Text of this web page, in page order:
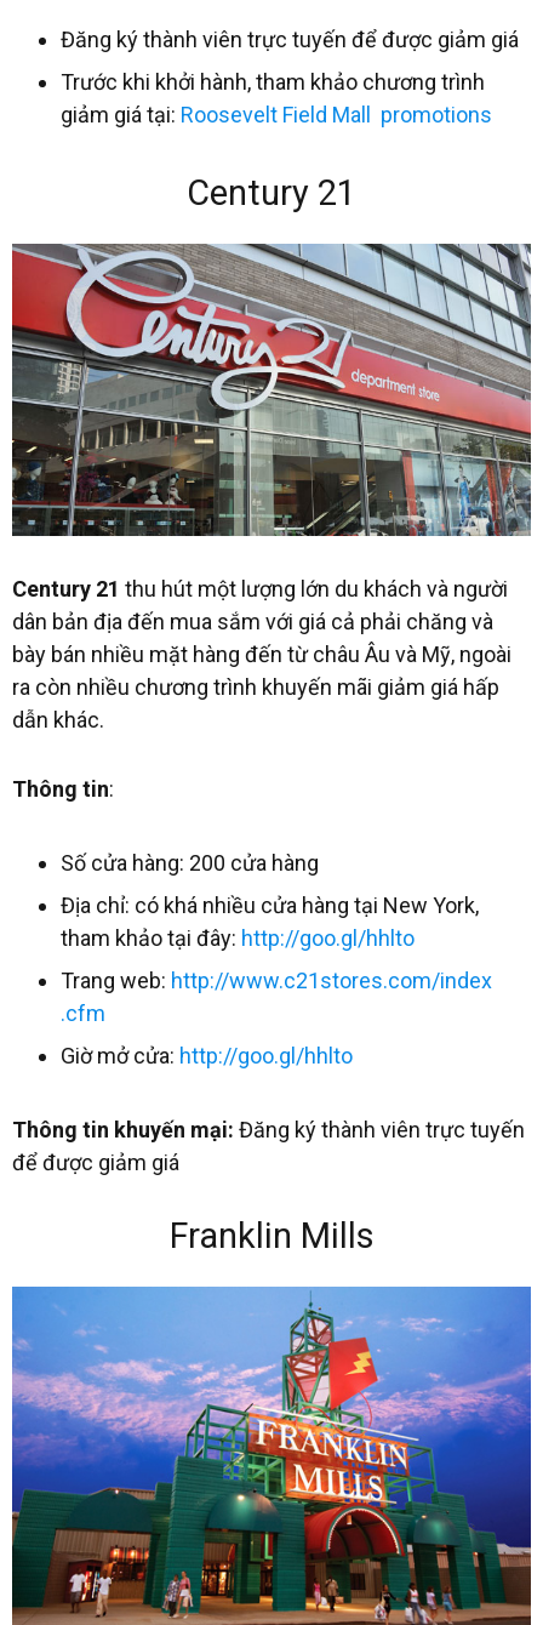
Đăng ký thành viên trực tuyến để được giảm giá
Trước khi khởi hành, tham khảo chương trình
giảm giá tại: Roosevelt Field Mall promotions
Century 21
Century 21 thu hút một lượng lớn du khách và người
dân bản địa đến mua sắm với giá cả phải chăng và
bày bán nhiều mặt hàng đến từ châu Âu và Mỹ, ngoài
ra còn nhiều chương trình khuyến mãi giảm giá hấp
dẫn khác.
Thông tin:
Số cửa hàng: 200 cửa hàng
Địa chỉ: có khá nhiều cửa hàng tại New York,
tham khảo tại đây: http://goo.gl/hhlto
Trang web: http://www.c21stores.com/index
.cfm
Giờ mở cửa: http://goo.gl/hhlto
Thông tin khuyến mại: Đăng ký thành viên trực tuyến
để được giảm giá
Franklin Mills